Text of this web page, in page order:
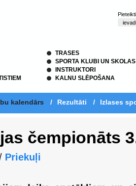
TRASES
SPORTA KLUBI UN SKOLAS
INSTRUKTORI
KALNU SLĒPOŠANA
kalendārs / Rezultāti / Izlases
čempionāts
Priekuļi